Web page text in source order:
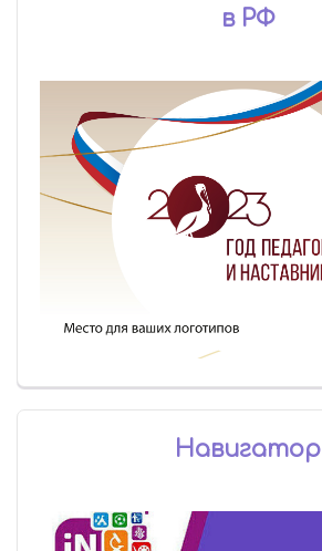
в РФ
Навигатор